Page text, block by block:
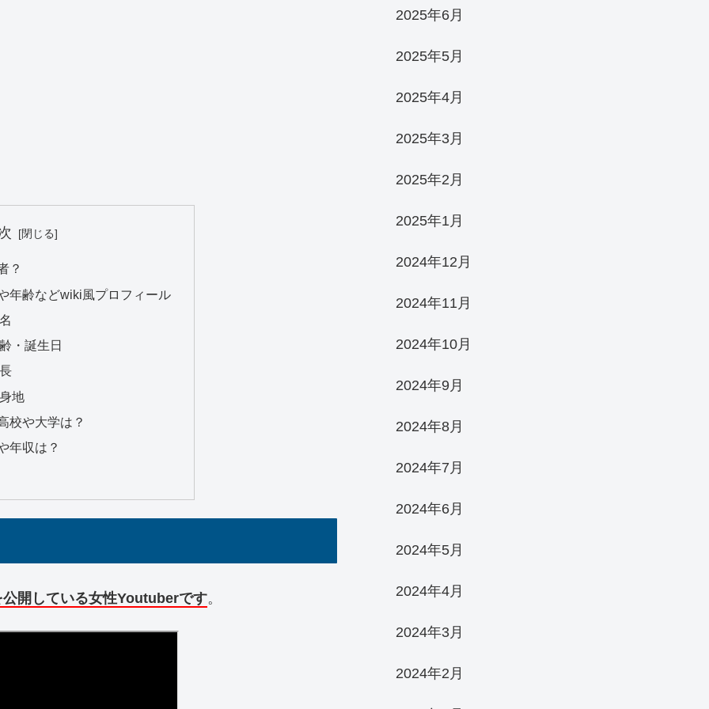
？
年齢などwiki風プロフィール
・誕生日
地
校や大学は？
年収は？
開している女性Youtuberです。
2025年6月
2025年5月
2025年4月
2025年3月
2025年2月
2025年1月
2024年12月
2024年11月
2024年10月
2024年9月
2024年8月
2024年7月
2024年6月
2024年5月
2024年4月
2024年3月
2024年2月